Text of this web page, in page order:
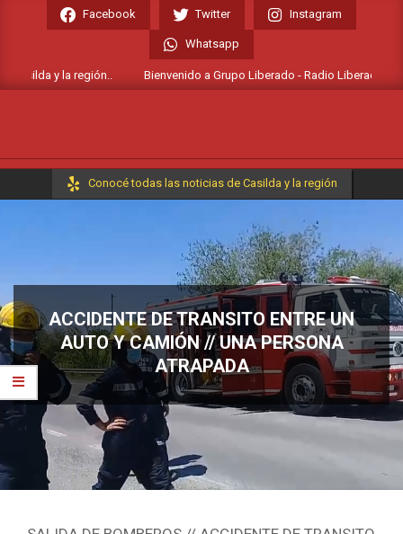
Facebook Twitter Instagram
Whatsapp
y la región.. Bienvenido a Grupo Liberado - Radio Liberada
Primary
Conocé todas las noticias de Casilda y la región
ACCIDENTE DE TRANSITO ENTRE UN
AUTO Y CAMIÓN // UNA PERSONA
ATRAPADA